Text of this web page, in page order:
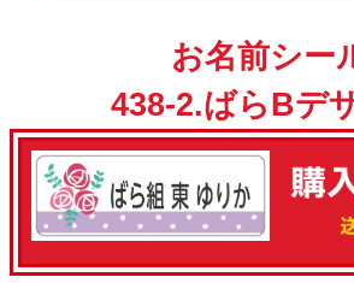
お名前シー
438-2.ばらBデ